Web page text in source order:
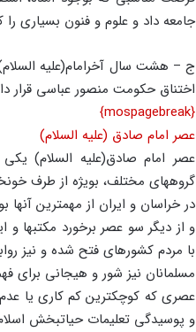
جامعه داد و علوم و فنون بسیاری
ج – هشت سال آخرامام(علیه
اختناق حکومت منصور عباسی قرار
{mospagebreak}
عصر امام صادق (علیه السلام)
عصر امام صادق(علیه السلام) یکی
گروههای مختلف، بویژه از طرف
در خراسان و ایران از مهمترین آنها
و از دیگر سو عصر برخورد مکتبها و
با مردم کشورهای فتح شده و نیز
مسلمانان نیز شور و هیجانی برای
عصری که کوچکترین کم کاری یا عدم
و پوسیدگی تعلیمات حیاتبخش